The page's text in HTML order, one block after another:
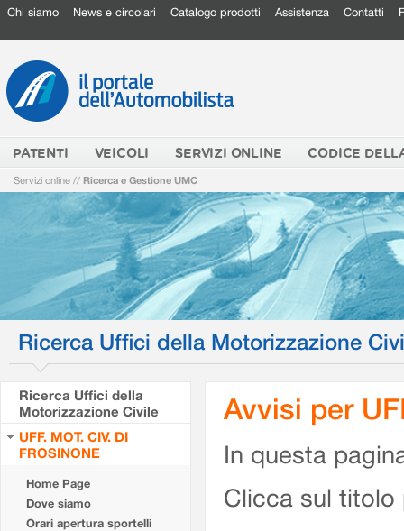
Chi siamo News e circolari Catalogo prodotti Assistenza Contatti
PATENTI VEICOLI SERVIZI ONLINE CODICE
Servizi online // Ricerca e Gestione UMC
Ricerca Uffici della Motorizzazione
Ricerca Uffici della
Motorizzazione Civile
UFF. MOT. CIV. DI
FROSINONE
Home Page
Dove siamo
Orari apertura sportelli
Avvisi per
In questa
Clicca sul titolo